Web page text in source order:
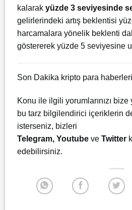
kalarak yüzde 3 seviyesinde
gelirlerindeki artış beklentisi
harcamalara yönelik beklenti
göstererek yüzde 5 seviyesine
Son Dakika kripto para
Konu ile ilgili yorumlarınızı
bu tarz bilgilendirici içeriklerin
isterseniz, bizleri
Telegram, Youtube ve Twitter
edebilirsiniz.